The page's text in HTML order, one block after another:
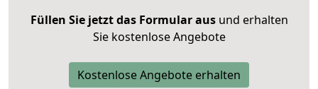
Füllen Sie jetzt das Formular ausund erhalten
Sie kostenlose Angebote
Kostenlose Angebote erhalten